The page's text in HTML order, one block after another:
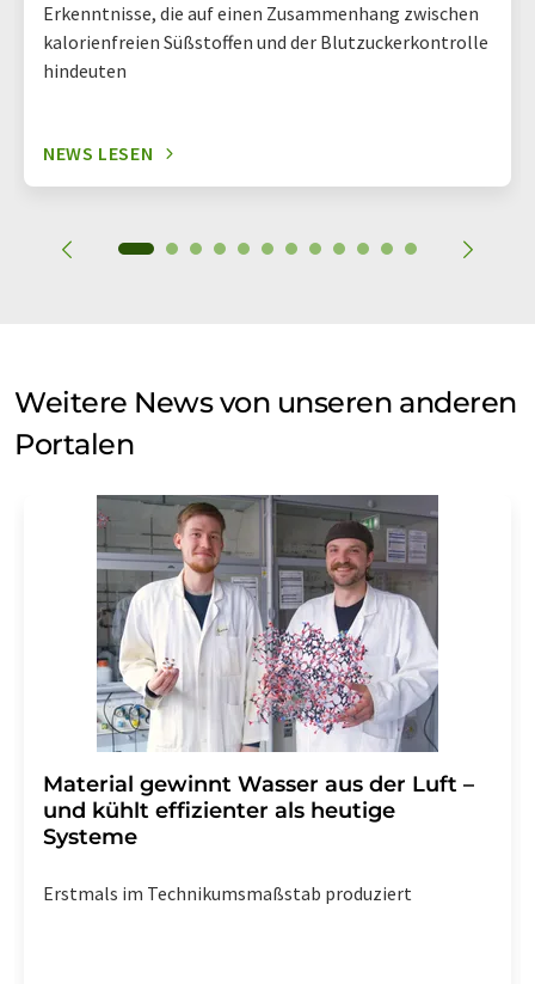
Erkenntnisse, die auf einen Zusammenhang zwischen
kalorienfreien Süßstoffen und der Blutzuckerkontrolle
hindeuten
NEWS LESEN
Weitere News von unseren anderen
Portalen
Material gewinnt Wasser aus der Luft –
und kühlt effizienter als heutige
Systeme
Erstmals im Technikumsmaßstab produziert